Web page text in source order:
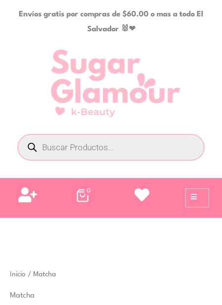
Envíos gratis por compras de $60.00 o mas a todo El
Salvador 🐰❤
de
productos
0
Inicio / Matcha
Matcha